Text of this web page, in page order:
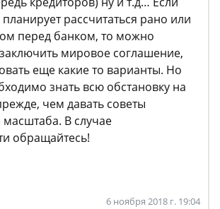
рассчитаться рано или
перед банком, то можно
мировое соглашение,
еще какие то варианты. Но
знать всю обстановку на
чем давать советы
масштаба. В случае
обращайтесь!
6 ноября 2018 г. 19:04